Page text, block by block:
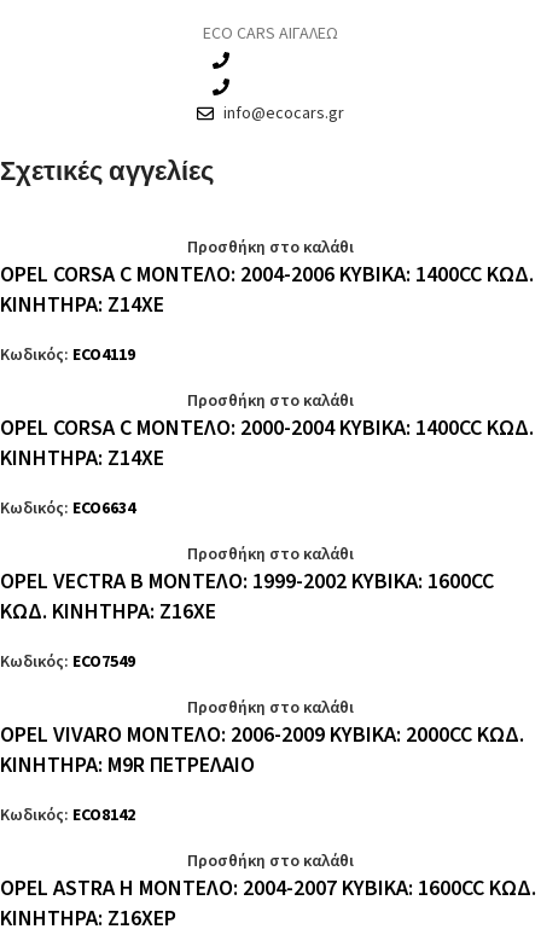
ECO CARS ΑΙΓΑΛΕΩ
info@ecocars.gr
Σχετικές αγγελίες
Προσθήκη στο καλάθι
OPEL CORSA C ΜΟΝΤΕΛΟ: 2004-2006 ΚΥΒΙΚΑ: 1400CC ΚΩΔ.
ΚΙΝΗΤΗΡΑ: Z14XE
Κωδικός: ECO4119
Προσθήκη στο καλάθι
OPEL CORSA C ΜΟΝΤΕΛΟ: 2000-2004 ΚΥΒΙΚΑ: 1400CC ΚΩΔ.
ΚΙΝΗΤΗΡΑ: Z14XE
Κωδικός: ECO6634
Προσθήκη στο καλάθι
OPEL VECTRA B ΜΟΝΤΕΛΟ: 1999-2002 ΚΥΒΙΚΑ: 1600CC
ΚΩΔ. ΚΙΝΗΤΗΡΑ: Z16XE
Κωδικός: ECO7549
Προσθήκη στο καλάθι
OPEL VIVARO ΜΟΝΤΕΛΟ: 2006-2009 ΚΥΒΙΚΑ: 2000CC ΚΩΔ.
ΚΙΝΗΤΗΡΑ: M9R ΠΕΤΡΕΛΑΙΟ
Κωδικός: ECO8142
Προσθήκη στο καλάθι
OPEL ASTRA H ΜΟΝΤΕΛΟ: 2004-2007 ΚΥΒΙΚΑ: 1600CC ΚΩΔ.
ΚΙΝΗΤΗΡΑ: Z16XEP